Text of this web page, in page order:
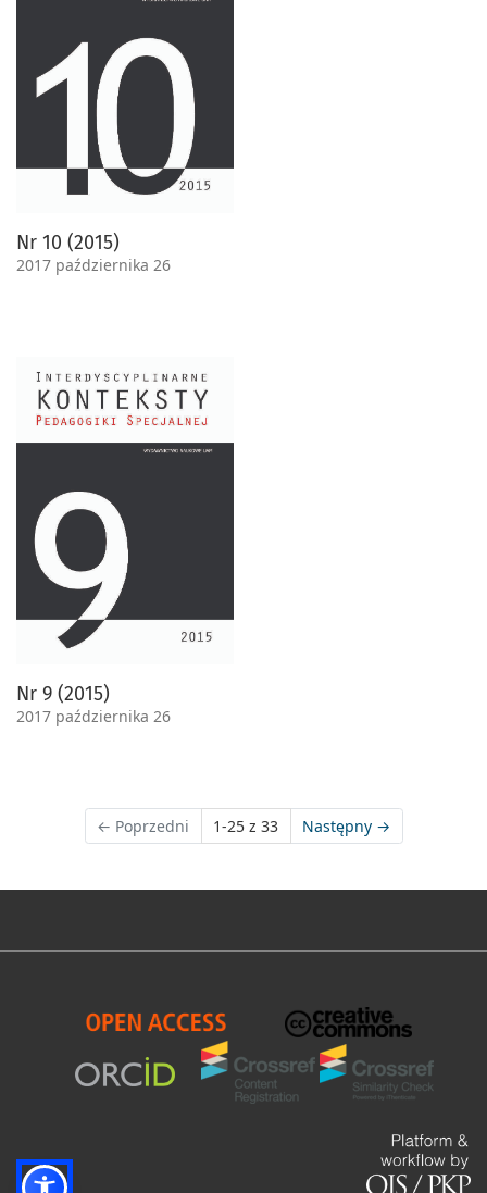
Nr 10 (2015)
2017 października 26
Nr 9 (2015)
2017 października 26
← Poprzedni 1-25 z 33 Następny →